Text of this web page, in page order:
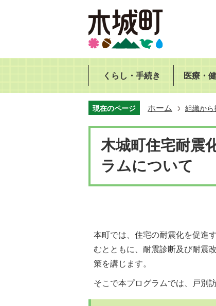
くらし・手続き 医療・
現在のページ ホーム 組織から
木城町住宅耐震
ラムについて
本町では、住宅の耐震化を促進
むとともに、耐震診断及び耐震
策を講じます。
そこで本プログラムでは、戸別